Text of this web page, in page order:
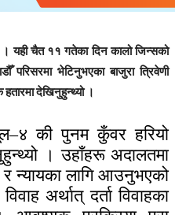
। यही चैत ११ गतेका दिन कालो जिन्सको
परिसरमा भेटिनुभएका बाजुरा त्रिवेणी
देखिनुहुन्थ्यो ।
की पुनम कुँवर हरियो
। उहाँहरू अदालतमा
न्यायका लागि आउनुभएको
अर्थात् दर्ता विवाहका